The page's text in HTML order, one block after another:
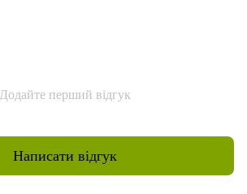
Додайте перший відгук
Написати відгук